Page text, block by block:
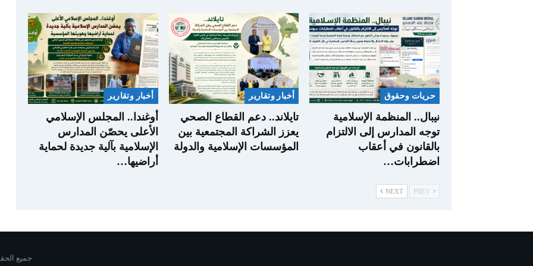
حريات وحقوق
نيبال.. المنظمة الإسلامية
توجه المدارس إلى الالتزام
بالقانون في أعقاب
اضطرابات…
أخبار وتقارير
تايلاند.. دعم القطاع الصحي
يعزز الشراكة المجتمعية بين
المؤسسات الإسلامية والدولة
أخبار وتقارير
أوغندا.. المجلس الإسلامي
الأعلى يحصّن المدارس
الإسلامية بآلية جديدة لحماية
أراضيها…
NEXT
جميع الحقوق محفوظة